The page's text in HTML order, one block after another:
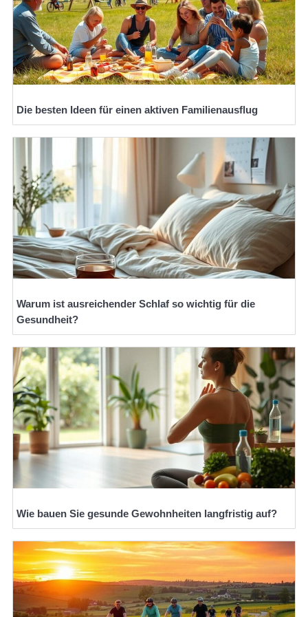
Die besten Ideen für einen aktiven Familienausflug
Warum ist ausreichender Schlaf so wichtig für die
Gesundheit?
Wie bauen Sie gesunde Gewohnheiten langfristig auf?